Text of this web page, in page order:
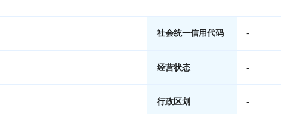
社会统一信用代码 -
经营状态 -
行政区划 -